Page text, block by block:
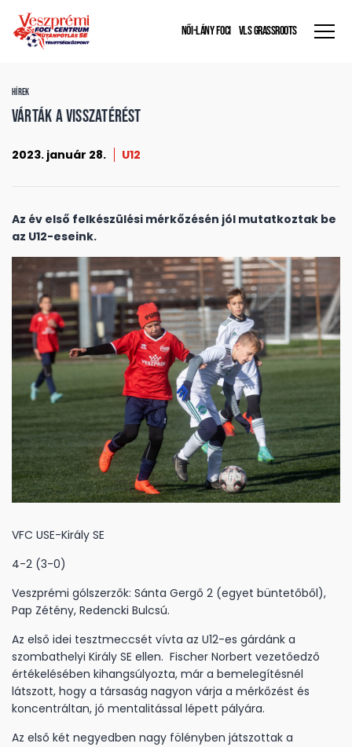
NŐI-LÁNY FOCI VLS GRASSROOTS
HÍREK
Várták a visszatérést
2023. január 28. U12
Az év első felkészülési mérkőzésén jól mutatkoztak be
az U12-eseink.
VFC USE-Király SE
4-2 (3-0)
Veszprémi gólszerzők: Sánta Gergő 2 (egyet büntetőből),
Pap Zétény, Redencki Bulcsú.
Az első idei tesztmeccsét vívta az U12-es gárdánk a
szombathelyi Király SE ellen. Fischer Norbert vezetőedző
értékelésében kihangsúlyozta, már a bemelegítésnél
látszott, hogy a társaság nagyon várja a mérkőzést és
koncentráltan, jó mentalitással lépett pályára.
Az első két negyedben nagy fölényben játszottak a